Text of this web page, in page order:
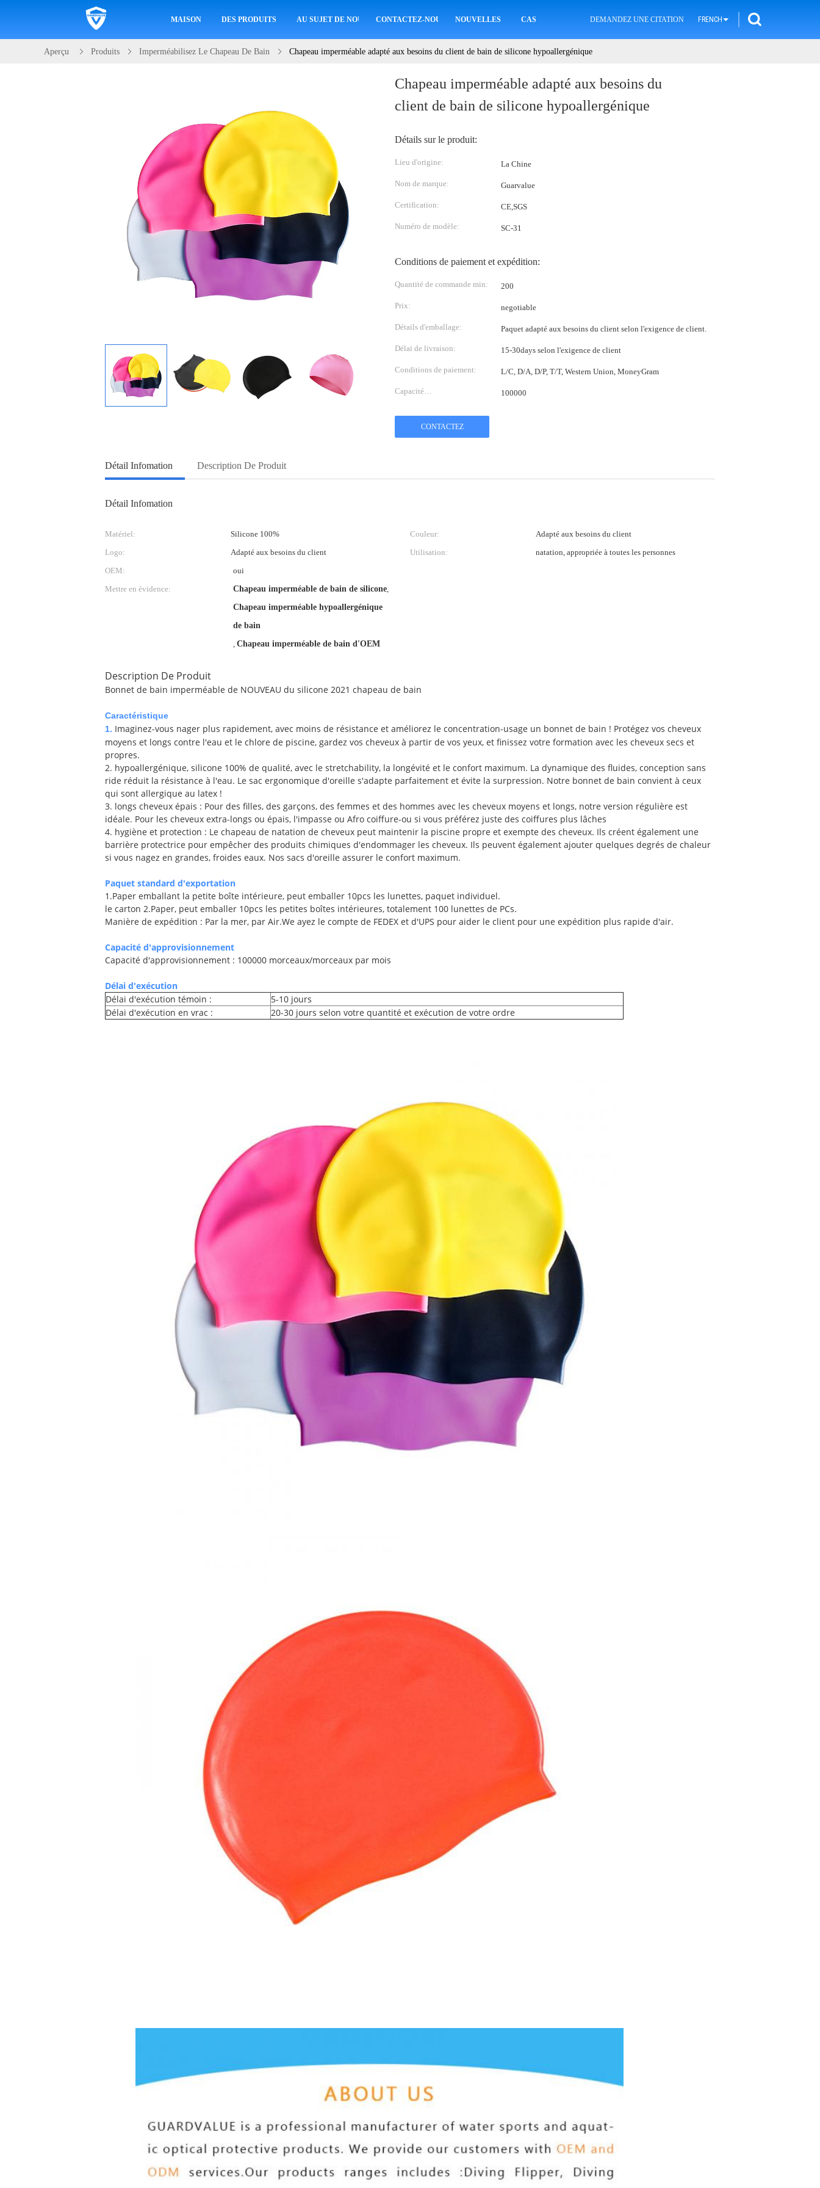
MAISON DES PRODUITS AU SUJET DE NOUS CONTACTEZ-NOUS NOUVELLES CAS DEMANDEZ UNE CITATION FRENCH
Aperçu Produits Imperméabilisez Le Chapeau De Bain Chapeau imperméable adapté aux besoins du client de bain de silicone hypoallergénique
Chapeau imperméable adapté aux besoins du
client de bain de silicone hypoallergénique
Détails sur le produit:
Lieu d'origine: La Chine
Nom de marque: Guarvalue
Certification: CE,SGS
Numéro de modèle: SC-31
Conditions de paiement et expédition:
Quantité de commande min: 200
Prix: negotiable
Détails d'emballage: Paquet adapté aux besoins du client selon l'exigence de client.
Délai de livraison: 15-30days selon l'exigence de client
Conditions de paiement: L/C, D/A, D/P, T/T, Western Union, MoneyGram
Capacité
100000
CONTACTEZ
Détail Infomation Description De Produit
Détail Infomation
Matériel: Silicone 100% Couleur:
Adapté aux besoins du client
Logo:
Adapté aux besoins du client Utilisation:
natation, appropriée à toutes les personnes
OEM:
oui
Mettre en évidence:
Chapeau imperméable de bain de silicone,
Chapeau imperméable hypoallergénique
de bain
, Chapeau imperméable de bain d'OEM
Description De Produit
Bonnet de bain imperméable de NOUVEAU du silicone 2021 chapeau de bain
Caractéristique
1. Imaginez-vous nager plus rapidement, avec moins de résistance et améliorez le concentration-usage un bonnet de bain ! Protégez vos cheveux
moyens et longs contre l'eau et le chlore de piscine, gardez vos cheveux à partir de vos yeux, et finissez votre formation avec les cheveux secs et
propres.
2. hypoallergénique, silicone 100% de qualité, avec le stretchability, la longévité et le confort maximum. La dynamique des fluides, conception sans
ride réduit la résistance à l'eau. Le sac ergonomique d'oreille s'adapte parfaitement et évite la surpression. Notre bonnet de bain convient à ceux
qui sont allergique au latex !
3. longs cheveux épais : Pour des filles, des garçons, des femmes et des hommes avec les cheveux moyens et longs, notre version régulière est
idéale. Pour les cheveux extra-longs ou épais, l'impasse ou Afro coiffure-ou si vous préférez juste des coiffures plus lâches
4. hygiène et protection : Le chapeau de natation de cheveux peut maintenir la piscine propre et exempte des cheveux. Ils créent également une
barrière protectrice pour empêcher des produits chimiques d'endommager les cheveux. Ils peuvent également ajouter quelques degrés de chaleur
si vous nagez en grandes, froides eaux. Nos sacs d'oreille assurer le confort maximum.
Paquet standard d'exportation
1.Paper emballant la petite boîte intérieure, peut emballer 10pcs les lunettes, paquet individuel.
le carton 2.Paper, peut emballer 10pcs les petites boîtes intérieures, totalement 100 lunettes de PCs.
Manière de expédition : Par la mer, par Air.We ayez le compte de FEDEX et d'UPS pour aider le client pour une expédition plus rapide d'air.
Capacité d'approvisionnement
Capacité d'approvisionnement : 100000 morceaux/morceaux par mois
Délai d'exécution
Délai d'exécution témoin :
5-10 jours
Délai d'exécution en vrac :
20-30 jours selon votre quantité et exécution de votre ordre